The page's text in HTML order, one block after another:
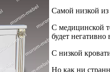
Самой низкой из
С медицинской
будет негативно
С низкой
Но как ни